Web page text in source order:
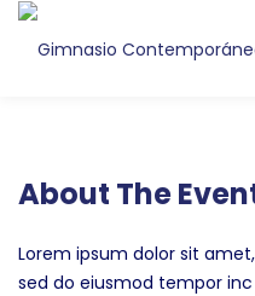
About The
Lorem ipsum dolor sit
sed do eiusmod tempor